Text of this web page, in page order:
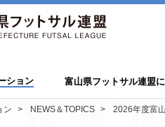
ション 富山県フットサル連盟
ン NEWS＆TOPICS 2026年度富